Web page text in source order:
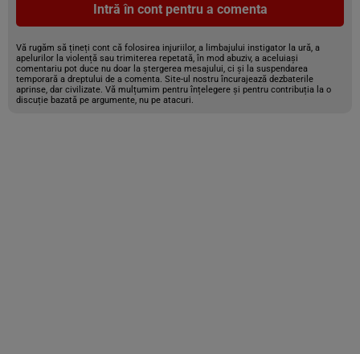
Intră în cont pentru a comenta
Vă rugăm să țineți cont că folosirea injuriilor, a limbajului instigator la ură, a
apelurilor la violență sau trimiterea repetată, în mod abuziv, a aceluiași
comentariu pot duce nu doar la ștergerea mesajului, ci și la suspendarea
temporară a dreptului de a comenta. Site-ul nostru încurajează dezbaterile
aprinse, dar civilizate. Vă mulțumim pentru înțelegere și pentru contribuția la o
discuție bazată pe argumente, nu pe atacuri.